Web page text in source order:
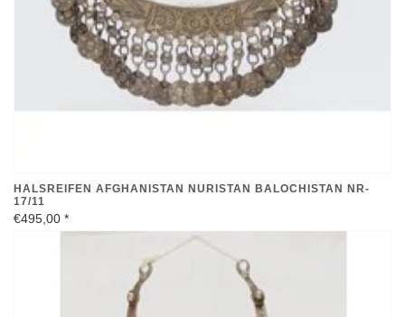
HALSREIFEN AFGHANISTAN NURISTAN BALOCHISTAN NR-
17/11
€495,00 *